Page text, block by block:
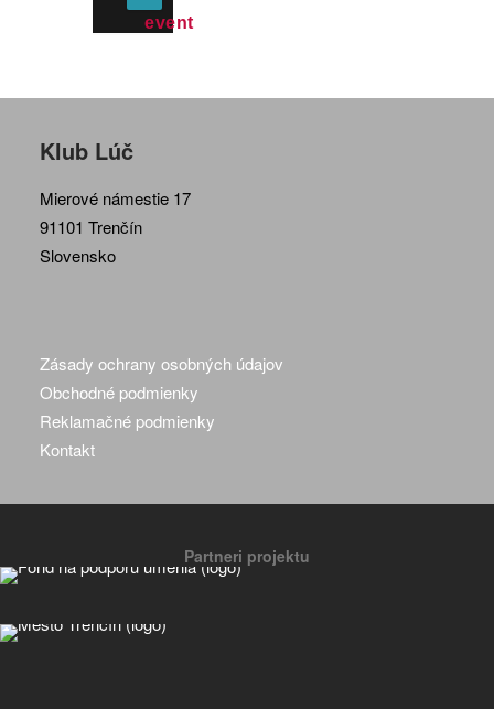
event
Klub Lúč
Mierové námestie 17
91101 Trenčín
Slovensko
Zásady ochrany osobných údajov
Obchodné podmienky
Reklamačné podmienky
Kontakt
Partneri projektu